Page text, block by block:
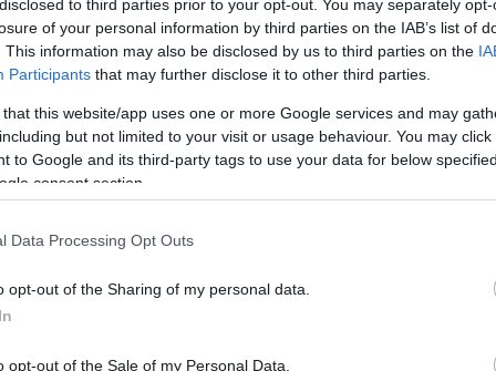
to third parties prior to your opt-out. You may separately
of your personal information by third parties on the IAB’s list of
This information may also be disclosed by us to third parties on the
Participants that may further disclose it to other third parties.
that this website/app uses one or more Google services and may
but not limited to your visit or usage behaviour. You may
to Google and its third-party tags to use your data for below
consent section.
Data Processing Opt Outs
opt-out of the Sharing of my personal data.
opt-out of the Sale of my Personal Data.
ανακοίνωσης, η Quest Συμμετοχών Α.Ε.
της συμμετοχής του
,
στο μετοχικό κεφάλαιο της Intelli Solutions
Systems αποκτά το 55,2% μέσω
και ακολούθως το 4,8% μέσω
της Intelli Solutions A.E., ήτοι στο